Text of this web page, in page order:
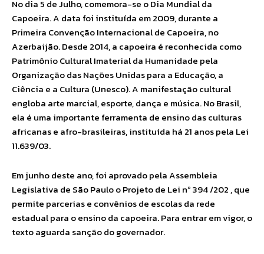
No dia 5 de Julho, comemora-se o Dia Mundial da
Capoeira. A data foi instituída em 2009, durante a
Primeira Convenção Internacional de Capoeira, no
Azerbaijão. Desde 2014, a capoeira é reconhecida como
Patrimônio Cultural Imaterial da Humanidade pela
Organização das Nações Unidas para a Educação, a
Ciência e a Cultura (Unesco). A manifestação cultural
engloba arte marcial, esporte, dança e música. No Brasil,
ela é uma importante ferramenta de ensino das culturas
africanas e afro-brasileiras, instituída há 21 anos pela Lei
11.639/03.
Em junho deste ano, foi aprovado pela Assembleia
Legislativa de São Paulo o Projeto de Lei nº 394 /202 , que
permite parcerias e convênios de escolas da rede
estadual para o ensino da capoeira. Para entrar em vigor, o
texto aguarda sanção do governador.